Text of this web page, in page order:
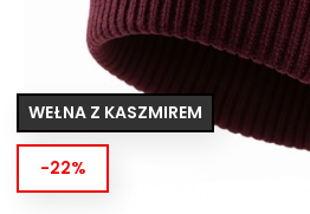
WEŁNA Z KASZMIREM
-22%